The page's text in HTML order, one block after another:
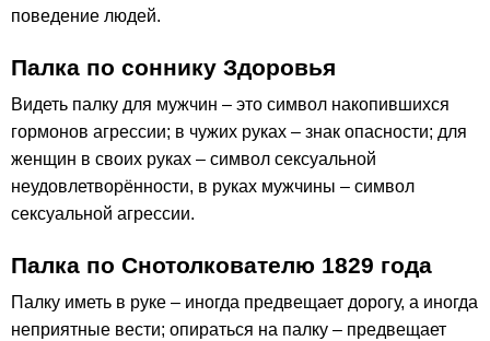
поведение людей.
Палка по соннику Здоровья
Видеть палку для мужчин – это символ накопившихся
гормонов агрессии; в чужих руках – знак опасности; для
женщин в своих руках – символ сексуальной
неудовлетворённости, в руках мужчины – символ
сексуальной агрессии.
Палка по Снотолкователю 1829 года
Палку иметь в руке – иногда предвещает дорогу, а иногда
неприятные вести; опираться на палку – предвещает